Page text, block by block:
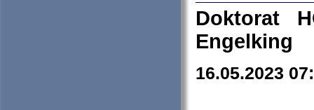
Doktorat
Engelking
16.05.2023